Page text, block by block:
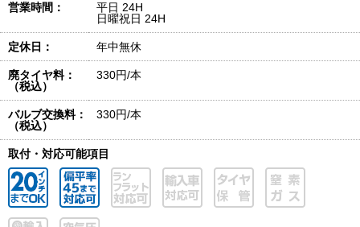
営業時間：
平日 24H
日曜祝日 24H
定休日： 年中無休
廃タイヤ料：
（税込）
330円/本
バルブ交換料：
（税込）
330円/本
取付・対応可能項目